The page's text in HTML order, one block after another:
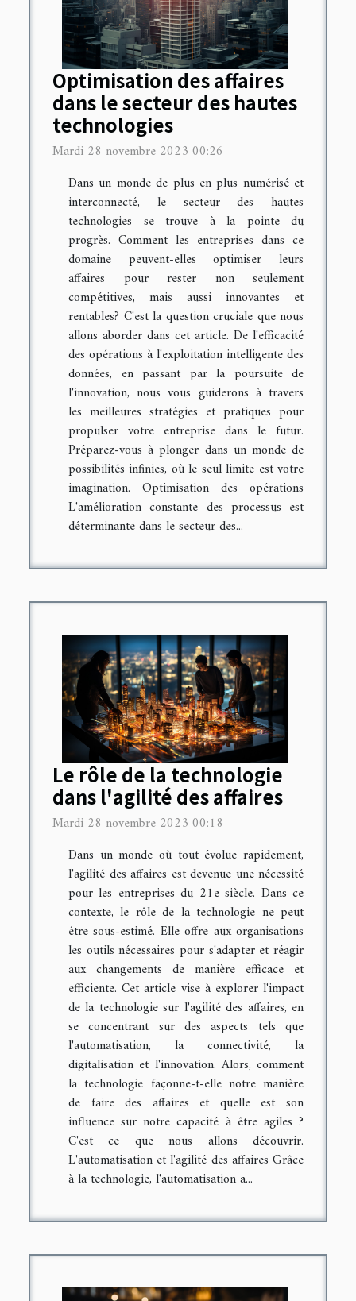
Optimisation des affaires
dans le secteur des hautes
technologies
Mardi 28 novembre 2023 00:26
Dans un monde de plus en plus numérisé et
interconnecté, le secteur des hautes
technologies se trouve à la pointe du
progrès. Comment les entreprises dans ce
domaine peuvent-elles optimiser leurs
affaires pour rester non seulement
compétitives, mais aussi innovantes et
rentables? C'est la question cruciale que nous
allons aborder dans cet article. De l'efficacité
des opérations à l'exploitation intelligente des
données, en passant par la poursuite de
l'innovation, nous vous guiderons à travers
les meilleures stratégies et pratiques pour
propulser votre entreprise dans le futur.
Préparez-vous à plonger dans un monde de
possibilités infinies, où le seul limite est votre
imagination. Optimisation des opérations
L'amélioration constante des processus est
déterminante dans le secteur des...
Le rôle de la technologie
dans l'agilité des affaires
Mardi 28 novembre 2023 00:18
Dans un monde où tout évolue rapidement,
l'agilité des affaires est devenue une nécessité
pour les entreprises du 21e siècle. Dans ce
contexte, le rôle de la technologie ne peut
être sous-estimé. Elle offre aux organisations
les outils nécessaires pour s'adapter et réagir
aux changements de manière efficace et
efficiente. Cet article vise à explorer l'impact
de la technologie sur l'agilité des affaires, en
se concentrant sur des aspects tels que
l'automatisation, la connectivité, la
digitalisation et l'innovation. Alors, comment
la technologie façonne-t-elle notre manière
de faire des affaires et quelle est son
influence sur notre capacité à être agiles ?
C'est ce que nous allons découvrir.
L'automatisation et l'agilité des affaires Grâce
à la technologie, l'automatisation a...